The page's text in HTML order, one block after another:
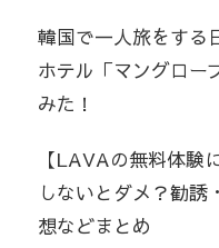
韓国で一人旅をする
ホテル「マングロー
みた！
【LAVAの無料体験
しないとダメ？勧誘
想などまとめ